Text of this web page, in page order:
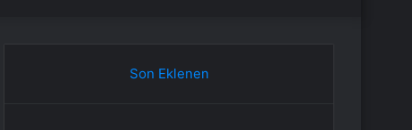
Son Eklenen